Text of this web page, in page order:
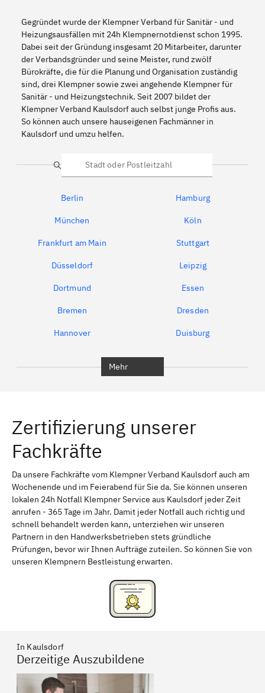
Gegründet wurde der Klempner Verband für Sanitär - und
Heizungsausfällen mit 24h Klempnernotdienst schon 1995.
Dabei seit der Gründung insgesamt 20 Mitarbeiter, darunter
der Verbandsgründer und seine Meister, rund zwölf
Bürokräfte, die für die Planung und Organisation zuständig
sind, drei Klempner sowie zwei angehende Klempner für
Sanitär - und Heizungstechnik. Seit 2007 bildet der
Klempner Verband Kaulsdorf auch selbst junge Profis aus.
So können auch unsere hauseigenen Fachmänner in
Kaulsdorf und umzu helfen.
Suche
Berlin Hamburg
München Köln
Frankfurt am Main Stuttgart
Düsseldorf Leipzig
Dortmund Essen
Bremen Dresden
Hannover Duisburg
Friedrichshain-Kreuzberg Mahlsdorf
Gesundbrunnen
Niederschönhausen Marzahn
Kaulsdorf Hellersdorf
Mehr
Zertifizierung unserer
Fachkräfte
Da unsere Fachkräfte vom Klempner Verband Kaulsdorf auch am
Wochenende und im Feierabend für Sie da. Sie können unseren
lokalen 24h Notfall Klempner Service aus Kaulsdorf jeder Zeit
anrufen - 365 Tage im Jahr. Damit jeder Notfall auch richtig und
schnell behandelt werden kann, unterziehen wir unseren
Partnern in den Handwerksbetrieben stets gründliche
Prüfungen, bevor wir Ihnen Aufträge zuteilen. So können Sie von
unseren Klempnern Bestleistung erwarten.
In Kaulsdorf
Derzeitige Auszubildene